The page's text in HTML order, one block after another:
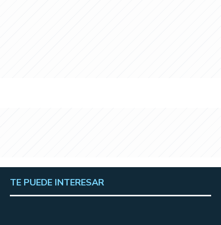
TE PUEDE INTERESAR